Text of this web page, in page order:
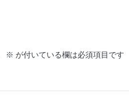
※ が付いている欄は必須項目です